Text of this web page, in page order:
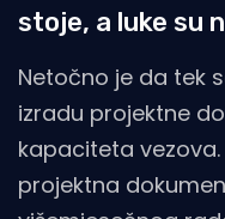
stoje, a luke su
Netočno je da tek
izradu projektne
kapaciteta vezova.
projektna